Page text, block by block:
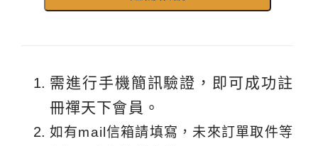
需進行手機簡訊驗證，即可成功註
冊禪天下會員。
如有mail信箱請填寫，未來訂單取件等